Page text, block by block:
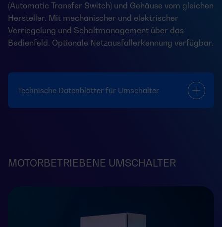
(Automatic Transfer Switch) und Gehäuse vom gleichen
Hersteller. Mit mechanischer und elektrischer
Verriegelung und Schaltmanagement über das
Bedienfeld. Optionale Netzausfallerkennung verfügbar.
Technische Datenblätter für Umschalter
MOTORBETRIEBENE UMSCHALTER